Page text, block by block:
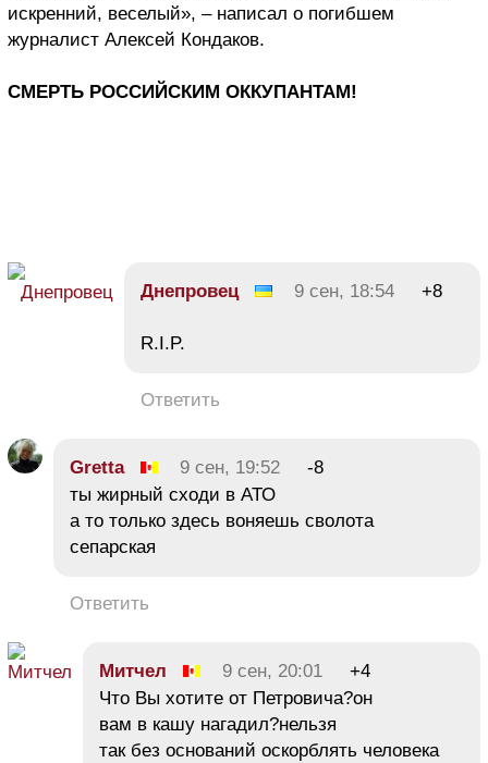
искренний, веселый», – написал о погибшем
журналист Алексей Кондаков.
СМЕРТЬ РОССИЙСКИМ ОККУПАНТАМ!
Днепровец 9 сен, 18:54 +8
R.I.P.
Ответить
Gretta 9 сен, 19:52
-8
ты жирный сходи в АТО
а то только здесь воняешь сволота
сепарская
Ответить
Митчел 9 сен, 20:01
+4
Что Вы хотите от Петровича?он
вам в кашу нагадил?нельзя
так без оснований оскорблять человека